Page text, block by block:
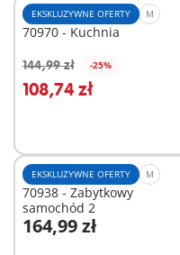
EKSKLUZYWNE OFERTY M
70970 - Kuchnia
144,99 zł -25%
108,74 zł
Dodaj do koszyka
EKSKLUZYWNE OFERTY M
70938 - Zabytkowy
samochód 2
164,99 zł
Dodaj do koszyka